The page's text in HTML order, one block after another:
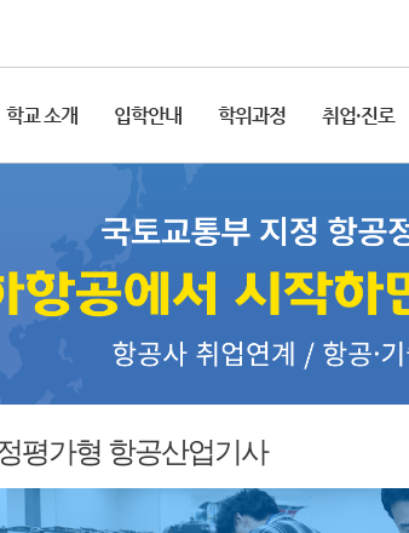
학교 소개 입학안내 학위과정 취업·진로
평가형 항공산업기사